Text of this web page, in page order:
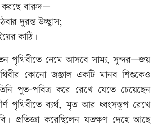
বারুদ—
দুরন্ত উচ্ছ্বাস;
কাঠি।
পৃথিবীতে নেমে আসবে সাম্য, সুন্দর—জয়
কোনো জঞ্জাল একটি মানব শিশুকেও
পুত-পবিত্র করে রেখে যেতে চেয়েছেন
পৃথিবীতে ব্যর্থ, মৃত আর ধ্বংসস্তূপ রেখে
প্রতিজ্ঞা করেছিলেন যতক্ষণ দেহে আছে